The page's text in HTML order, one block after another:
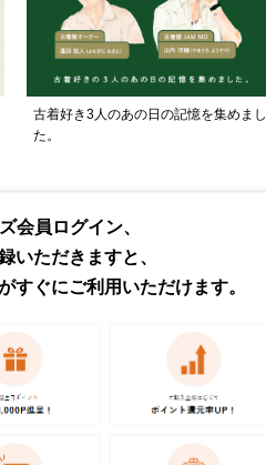
古着好き3人のあの日の記憶を集めまし
た。
集をもっと見る
会員ログイン、
いただきますと、
すぐにご利用いただけます。